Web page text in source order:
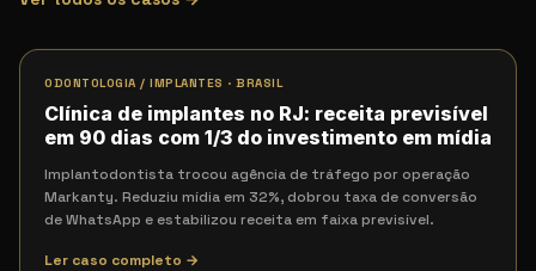
ODONTOLOGIA / IMPLANTES · BRASIL
Clínica de implantes no RJ: receita previsível
em 90 dias com 1/3 do investimento em mídia
Implantodontista trocou agência de tráfego por operação
Markanty. Reduziu mídia em 32%, dobrou taxa de conversão
de WhatsApp e estabilizou receita em faixa previsível.
Ler caso completo →